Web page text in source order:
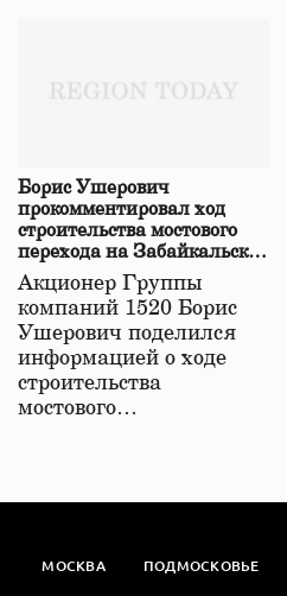
Борис Ушерович
прокомментировал ход
строительства мостового
перехода на Забайкальской
железной дороге
Акционер Группы
компаний 1520 Борис
Ушерович поделился
информацией о ходе
строительства
мостового…
МОСКВА ПОДМОСКОВЬЕ